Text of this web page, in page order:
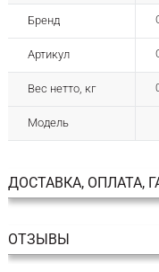
Бренд
Артикул
Вес нетто, кг
Модель
ДОСТАВКА, ОПЛАТА,
ОТЗЫВЫ